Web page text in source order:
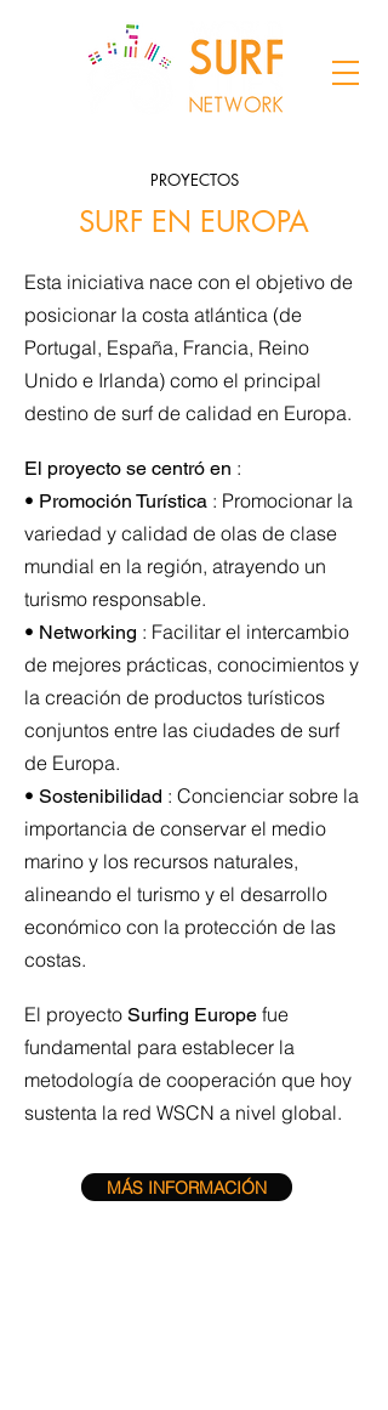
PROYECTOS
SURF EN EUROPA
Esta iniciativa nace con el objetivo de
posicionar la costa atlántica (de
Portugal, España, Francia, Reino
Unido e Irlanda) como el principal
destino de surf de calidad en Europa.
El proyecto se centró en :
• Promoción Turística : Promocionar la
variedad y calidad de olas de clase
mundial en la región, atrayendo un
turismo responsable.
• Networking : Facilitar el intercambio
de mejores prácticas, conocimientos y
la creación de productos turísticos
conjuntos entre las ciudades de surf
de Europa.
• Sostenibilidad : Concienciar sobre la
importancia de conservar el medio
marino y los recursos naturales,
alineando el turismo y el desarrollo
económico con la protección de las
costas.
El proyecto Surfing Europe fue
fundamental para establecer la
metodología de cooperación que hoy
sustenta la red WSCN a nivel global.
MÁS INFORMACIÓN